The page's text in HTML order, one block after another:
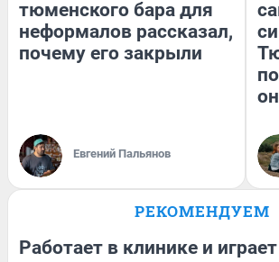
тюменского бара для
неформалов рассказал,
почему его закрыли
Евгений Пальянов
РЕКОМЕНДУЕМ
Работает в клинике и